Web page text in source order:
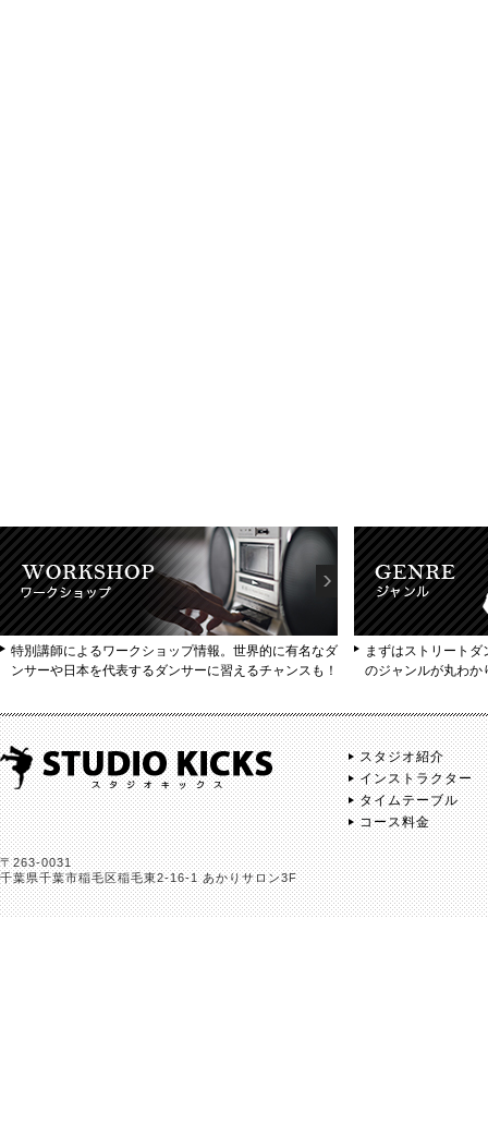
特別講師によるワークショップ情報。世界的に有名なダ
ンサーや日本を代表するダンサーに習えるチャンスも！
まずはストリート
のジャンルが丸わか
〒263-0031
千葉県千葉市稲毛区稲毛東2-16-1 あかりサロン3F
スタジオ紹介
インストラクター
タイムテーブル
コース料金